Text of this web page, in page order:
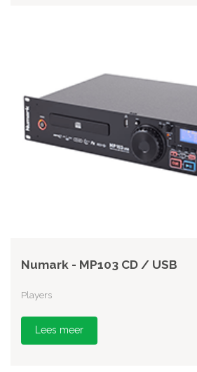
Numark - MP103 CD / USB
Players
Lees meer